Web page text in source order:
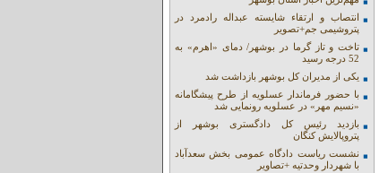
انتصاب و ارتقاء شایسته عبداله رادمرد در
پتروشیمی جم+تصویر
تاخت و تاز گرما در بوشهر/ دمای «اهرم» به
52 درجه رسید
یکی از مدیران کل بوشهر بازداشت شد
با حضور فرماندار عسلویه از طرح پیشگامانه
«نسیم مهر» در عسلویه رونمایی شد
بازدید رئیس کل دادگستری بوشهر از
پتروپالایش کنگان
نشست ریاست دادگاه عمومی بخش سعدآباد
با شهردار وحدتیه +تصاویر